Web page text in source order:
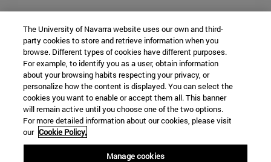
The University of Navarra website uses our own and third-
party cookies to store and retrieve information when you
browse. Different types of cookies have different purposes.
For example, to identify you as a user, obtain information
about your browsing habits respecting your privacy, or
personalize how the content is displayed. You can select the
cookies you want to enable or accept them all. This banner
will remain active until you choose one of the two options.
For more detailed information about our cookies, please visit
our Cookie Policy.
Manage cookies